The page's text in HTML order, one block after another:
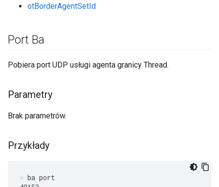
otBorderAgentSetId
Port Ba
Pobiera port UDP usługi agenta granicy Thread.
Parametry
Brak parametrów.
Przykłady
ba port